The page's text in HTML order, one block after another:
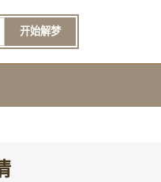
开始解梦